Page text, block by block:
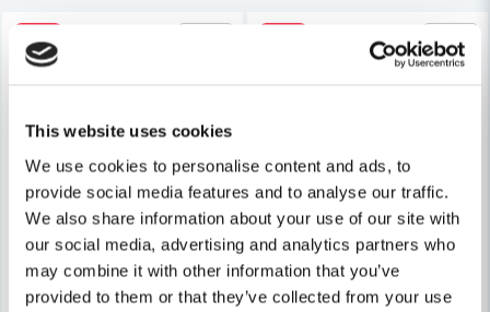
This website uses cookies
We use cookies to personalise content and ads, to
provide social media features and to analyse our traffic.
We also share information about your use of our site with
our social media, advertising and analytics partners who
may combine it with other information that you’ve
provided to them or that they’ve collected from your use
Skicka fråga
FAST
FAST Metallexpander för Dubbelgips – Pålitlig Infästning för
48 kr
32 kr
Leveranstid ifrån leverantör ca
3-7 arbetsdagar
-33%
FAST Metallexpander för
48 kr
30 kr
Finns i Webblager